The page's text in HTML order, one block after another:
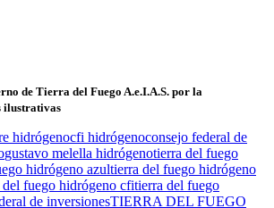
de Tierra del Fuego A.e.I.A.S. por la
ilustrativas
hidrógenocfi hidrógenoconsejo federal de
gustavo melella hidrógenotierra del fuego
hidrógeno azultierra del fuego hidrógeno
del fuego hidrógeno cfitierra del fuego
de inversionesTIERRA DEL FUEGO